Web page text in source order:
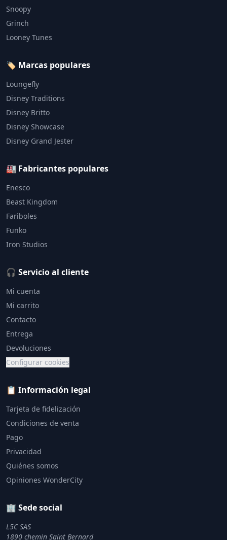
Snoopy
Grinch
Looney Tunes
🏷️ Marcas populares
Loungefly
Disney Traditions
Disney Britto
Disney Showcase
Disney Grand Jester
🏭 Fabricantes populares
Enesco
Beast Kingdom
Fariboles
Funko
Iron Studios
🎧 Servicio al cliente
Mi cuenta
Mi carrito
Contacto
Entrega
Devoluciones
Configurar cookies
📋 Información legal
Tarjeta de fidelización
Condiciones de venta
Pago
Privacidad
Quiénes somos
Opiniones WonderCity
🏢 Sede social
L5C SAS
1890 chemin Saint Bernard